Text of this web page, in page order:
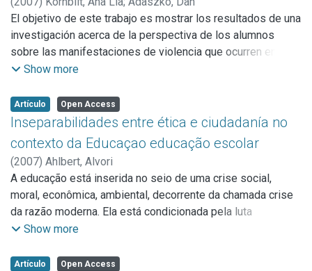
El objetivo de este trabajo es mostrar los resultados de una
investigación acerca de la perspectiva de los alumnos
sobre las manifestaciones de violencia que ocurren en los
establecimientos escolares secundarios públicos a los que
de las características de los alumnos que están
relacionados con ellas.
Show more
Artículo Open Access
Inseparabilidades entre ética e ciudadanía no
contexto da Educaçao educação escolar
(2007) Ahlbert, Alvori
A educação está inserida no seio de uma crise social,
moral, econômica, ambiental, decorrente da chamada crise
da razão moderna. Ela está condicionada pela luta
ideológica entre o dinheiro e o poder, que a faz de serviçal
desenvolvidas que controlam o capital a educação deve ser
Show more
Artículo Open Access